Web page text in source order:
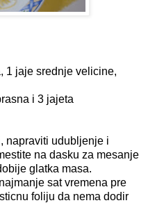
1 jaje srednje velicine,
i 3 jajeta
napraviti udubljenje i
na dasku za mesanje
glatka masa.
sat vremena pre
foliju da nema dodir